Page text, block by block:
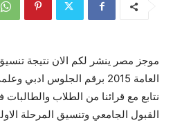
موجز مصر ينشر لكم الان نتيجة تنسيق
العامة 2015 برقم الجلوس
نتابع مع قرائنا من الطلاب والطالبات
القبول الجامعي وتنسيق المرحلة